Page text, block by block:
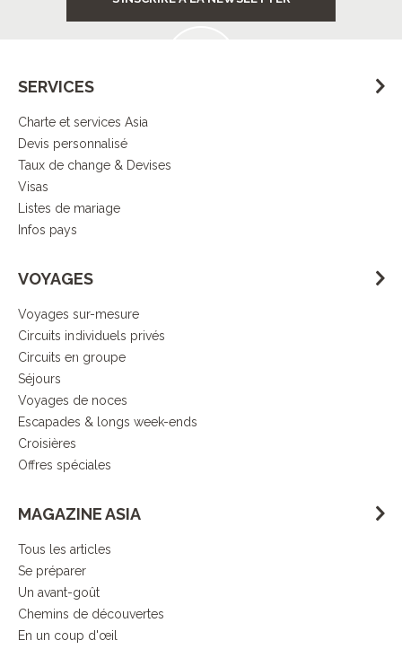
SERVICES
Charte et services Asia
Devis personnalisé
Taux de change & Devises
Visas
Listes de mariage
Infos pays
VOYAGES
Voyages sur-mesure
Circuits individuels privés
Circuits en groupe
Séjours
Voyages de noces
Escapades & longs week-ends
Croisières
Offres spéciales
MAGAZINE ASIA
Tous les articles
Se préparer
Un avant-goût
Chemins de découvertes
En un coup d'œil